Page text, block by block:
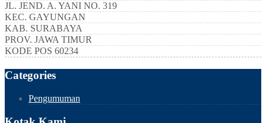
JL. JEND. A. YANI NO. 319
KEC. GAYUNGAN
KAB. SURABAYA
PROV. JAWA TIMUR
KODE POS 60234
Categories
Pengumuman